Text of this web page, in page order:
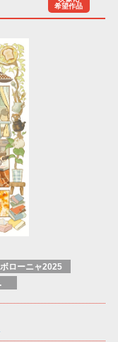
希望作品
ローニャ2025
ル / 伝統